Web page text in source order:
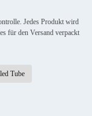
Jedes Produkt wird
für den Versand verpackt
Tube